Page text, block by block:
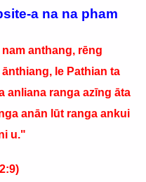
a na na pham
anthang, rēng
le Pathian ta
anliana ranga azīng āta
anān lūt ranga ankui
u."